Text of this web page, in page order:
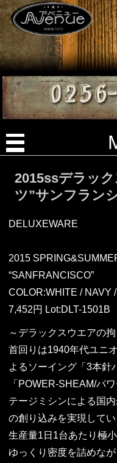
2015ssデラック
ツ”サンフラン
DELUXEWARE
2015
“SANFRANCISCO”
COLOR:WHITE / NAVY
7,452円 Lot:DLT-1501B
～デラックスウエアの拘
首回りは1940年代ユニ
よるソーイング「3本針
「POWER-SHEAM/パ
テージミシンによる国
の創り込みを実現してい
生産量1日1台あたり極
ゆっくり密度を詰めな